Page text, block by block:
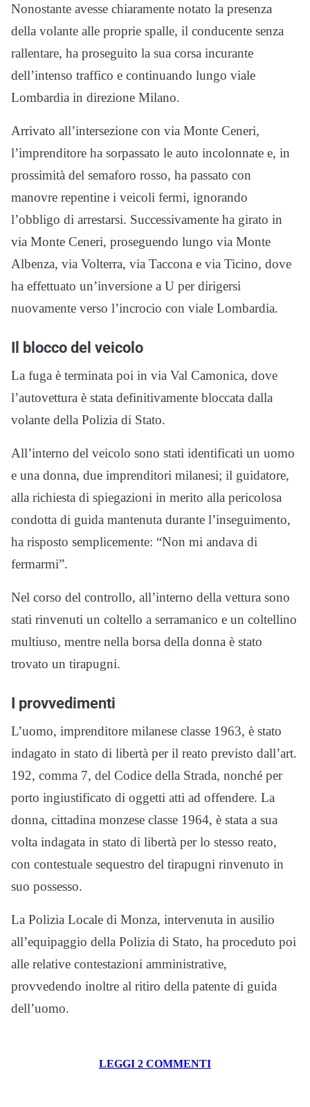
Nonostante avesse chiaramente notato la presenza
della volante alle proprie spalle, il conducente senza
rallentare, ha proseguito la sua corsa incurante
dell’intenso traffico e continuando lungo viale
Lombardia in direzione Milano.
Arrivato all’intersezione con via Monte Ceneri,
l’imprenditore ha sorpassato le auto incolonnate e, in
prossimità del semaforo rosso, ha passato con
manovre repentine i veicoli fermi, ignorando
l’obbligo di arrestarsi. Successivamente ha girato in
via Monte Ceneri, proseguendo lungo via Monte
Albenza, via Volterra, via Taccona e via Ticino, dove
ha effettuato un’inversione a U per dirigersi
nuovamente verso l’incrocio con viale Lombardia.
Il blocco del veicolo
La fuga è terminata poi in via Val Camonica, dove
l’autovettura è stata definitivamente bloccata dalla
volante della Polizia di Stato.
All’interno del veicolo sono stati identificati un uomo
e una donna, due imprenditori milanesi; il guidatore,
alla richiesta di spiegazioni in merito alla pericolosa
condotta di guida mantenuta durante l’inseguimento,
ha risposto semplicemente: “Non mi andava di
fermarmi”.
Nel corso del controllo, all’interno della vettura sono
stati rinvenuti un coltello a serramanico e un coltellino
multiuso, mentre nella borsa della donna è stato
trovato un tirapugni.
I provvedimenti
L’uomo, imprenditore milanese classe 1963, è stato
indagato in stato di libertà per il reato previsto dall’art.
192, comma 7, del Codice della Strada, nonché per
porto ingiustificato di oggetti atti ad offendere. La
donna, cittadina monzese classe 1964, è stata a sua
volta indagata in stato di libertà per lo stesso reato,
con contestuale sequestro del tirapugni rinvenuto in
suo possesso.
La Polizia Locale di Monza, intervenuta in ausilio
all’equipaggio della Polizia di Stato, ha proceduto poi
alle relative contestazioni amministrative,
provvedendo inoltre al ritiro della patente di guida
dell’uomo.
LEGGI 2 COMMENTI